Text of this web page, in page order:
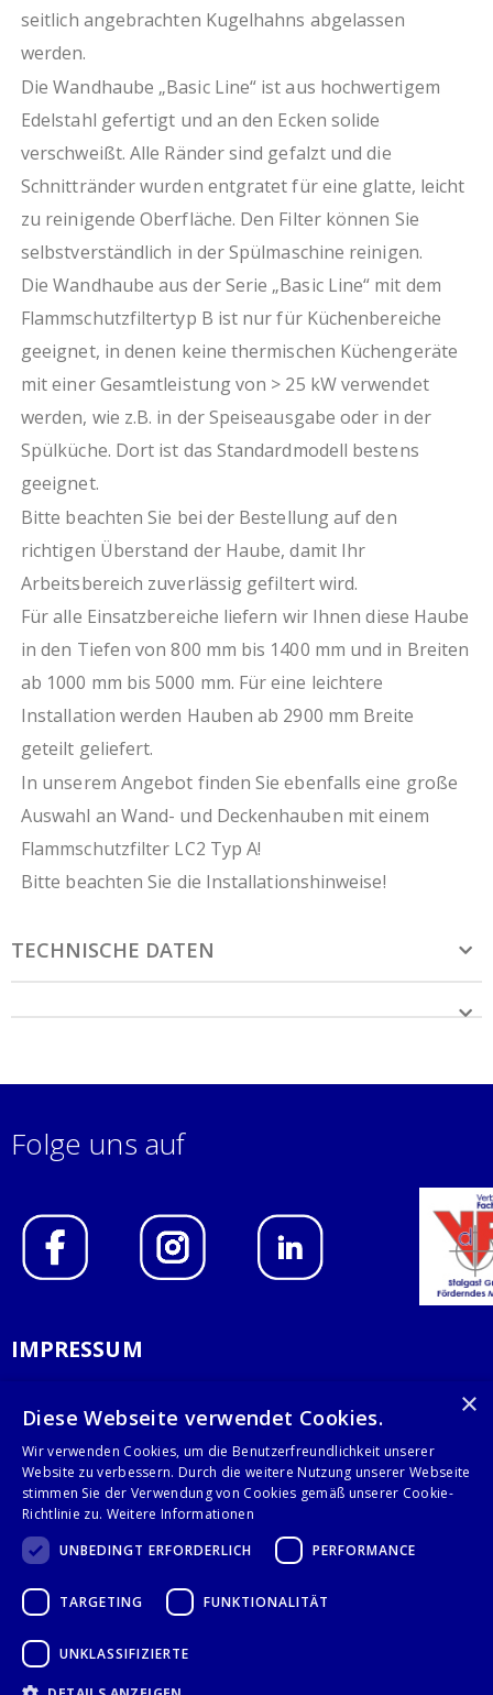
spülmaschinengeeignet
wartungsarm
Lieferung ohne Filter möglich
Fachabnahme wird empfohlen
seitlich angebrachten Kugelhahns abgelassen
werden.
Die Wandhaube „Basic Line“ ist aus hochwertigem
Edelstahl gefertigt und an den Ecken solide
verschweißt. Alle Ränder sind gefalzt und die
Schnittränder wurden entgratet für eine glatte, leicht
zu reinigende Oberfläche. Den Filter können Sie
selbstverständlich in der Spülmaschine reinigen.
Die Wandhaube aus der Serie „Basic Line“ mit dem
Flammschutzfiltertyp B ist nur für Küchenbereiche
geeignet, in denen keine thermischen Küchengeräte
mit einer Gesamtleistung von > 25 kW verwendet
werden, wie z.B. in der Speiseausgabe oder in der
Spülküche. Dort ist das Standardmodell bestens
geeignet.
Bitte beachten Sie bei der Bestellung auf den
richtigen Überstand der Haube, damit Ihr
Arbeitsbereich zuverlässig gefiltert wird.
Für alle Einsatzbereiche liefern wir Ihnen diese Haube
in den Tiefen von 800 mm bis 1400 mm und in Breiten
ab 1000 mm bis 5000 mm. Für eine leichtere
Installation werden Hauben ab 2900 mm Breite
geteilt geliefert.
In unserem Angebot finden Sie ebenfalls eine große
Auswahl an Wand- und Deckenhauben mit einem
Flammschutzfilter LC2 Typ A!
Bitte beachten Sie die Installationshinweise!
TECHNISCHE DATEN
Folge uns auf
IMPRESSUM
AGB
KONTAKT
Stalgast GmbH
28359 Bremen
+49 421 408844-0
×
Diese Webseite verwendet Cookies.
Wir verwenden Cookies, um die Benutzerfreundlichkeit unserer
Website zu verbessern. Durch die weitere Nutzung unserer Webseite
stimmen Sie der Verwendung von Cookies gemäß unserer Cookie-
Richtlinie zu. Weitere Informationen
UNBEDINGT ERFORDERLICH
PERFORMANCE
TARGETING FUNKTIONALITÄT
UNKLASSIFIZIERTE